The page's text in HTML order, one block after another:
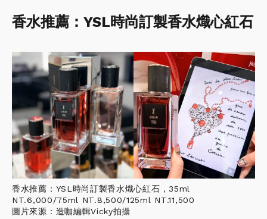
香水推薦：YSL時尚訂製香水熾心紅石
香水推薦：YSL時尚訂製香水熾心紅石，35ml
NT.6,000/75ml NT.8,500/125ml NT.11,500
圖片來源：造咖編輯Vicky拍攝